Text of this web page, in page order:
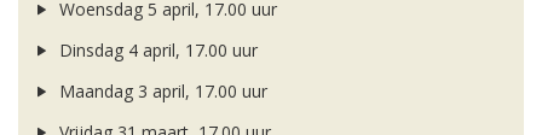
Woensdag 5 april, 17.00 uur
Dinsdag 4 april, 17.00 uur
Maandag 3 april, 17.00 uur